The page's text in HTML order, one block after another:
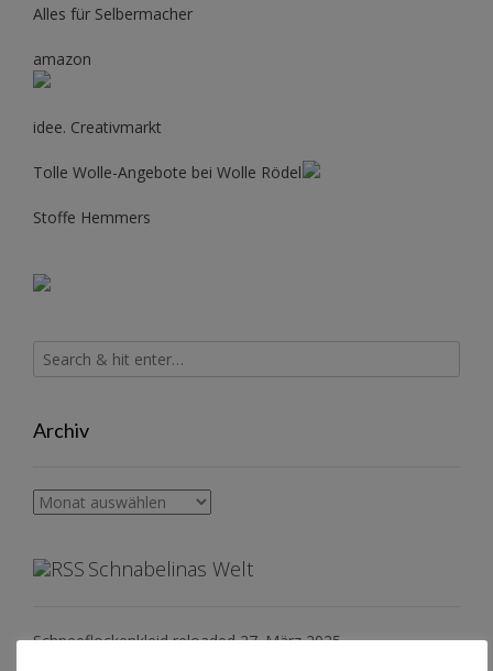
Alles für Selbermacher
amazon
idee. Creativmarkt
Tolle Wolle-Angebote bei Wolle Rödel
Stoffe Hemmers
Archiv
Archiv
Schnabelinas Welt
Schneeflockenkleid reloaded 27. März 2025